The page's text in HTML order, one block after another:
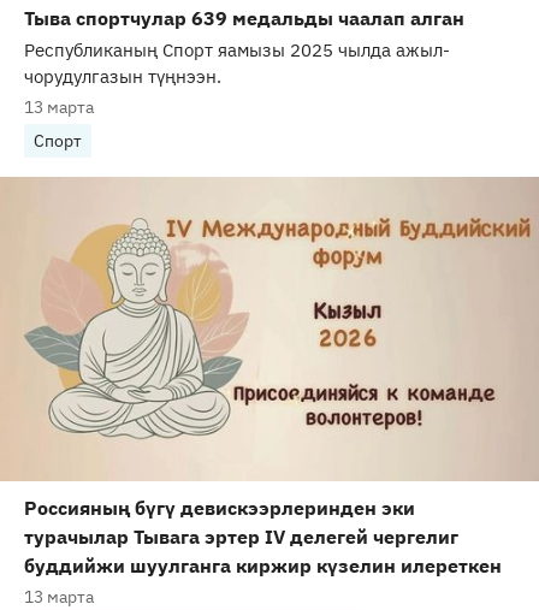
Тыва спортчулар 639 медальды чаалап алган
Республиканың Спорт яамызы 2025 чылда ажыл-
чорудулгазын түңнээн.
13 марта
Спорт
Россияның бүгү девискээрлеринден эки
турачылар Тывага эртер IV делегей чергелиг
буддийжи шуулганга киржир күзелин илереткен
13 марта